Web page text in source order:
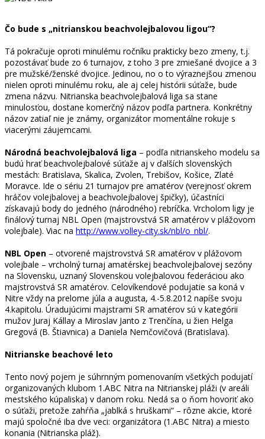
Čo bude s „nitrianskou beachvolejbalovou ligou“?
Tá pokračuje oproti minulému ročníku prakticky bezo zmeny, t.j.
pozostávať bude zo 6 turnajov, z toho 3 pre zmiešané dvojice a 3
pre mužské/ženské dvojice. Jedinou, no o to výraznejšou zmenou
nielen oproti minulému roku, ale aj celej histórii súťaže, bude
zmena názvu. Nitrianska beachvolejbalová liga sa stane
minulosťou, dostane komerčný názov podľa partnera. Konkrétny
názov zatiaľ nie je známy, organizátor momentálne rokuje s
viacerými záujemcami.
Národná beachvolejbalová liga – podľa nitrianskeho modelu sa
budú hrať beachvolejbalové súťaže aj v ďalších slovenských
mestách: Bratislava, Skalica, Zvolen, Trebišov, Košice, Zlaté
Moravce. Ide o sériu 21 turnajov pre amatérov (verejnosť okrem
hráčov volejbalovej a beachvolejbalovej špičky), účastníci
získavajú body do jedného (národného) rebríčka. Vrcholom ligy je
finálový turnaj NBL Open (majstrovstvá SR amatérov v plážovom
volejbale). Viac na http://www.volley-city.sk/nbl/o_nbl/.
NBL Open – otvorené majstrovstvá SR amatérov v plážovom
volejbale – vrcholný turnaj amatérskej beachvolejbalovej sezóny
na Slovensku, uznaný Slovenskou volejbalovou federáciou ako
majstrovstvá SR amatérov. Celovíkendové podujatie sa koná v
Nitre vždy na prelome júla a augusta, 4.-5.8.2012 napíše svoju
4.kapitolu. Úradujúcimi majstrami SR amatérov sú v kategórii
mužov Juraj Kállay a Miroslav Janto z Trenčína, u žien Helga
Gregová (B. Štiavnica) a Daniela Nemčovičová (Bratislava).
Nitrianske beachové leto
Tento nový pojem je súhrnným pomenovaním všetkých podujatí
organizovaných klubom 1.ABC Nitra na Nitrianskej pláži (v areáli
mestského kúpaliska) v danom roku. Nedá sa o ňom hovoriť ako
o súťaži, pretože zahŕňa „jablká s hruškami“ – rôzne akcie, ktoré
majú spoločné iba dve veci: organizátora (1.ABC Nitra) a miesto
konania (Nitrianska pláž).